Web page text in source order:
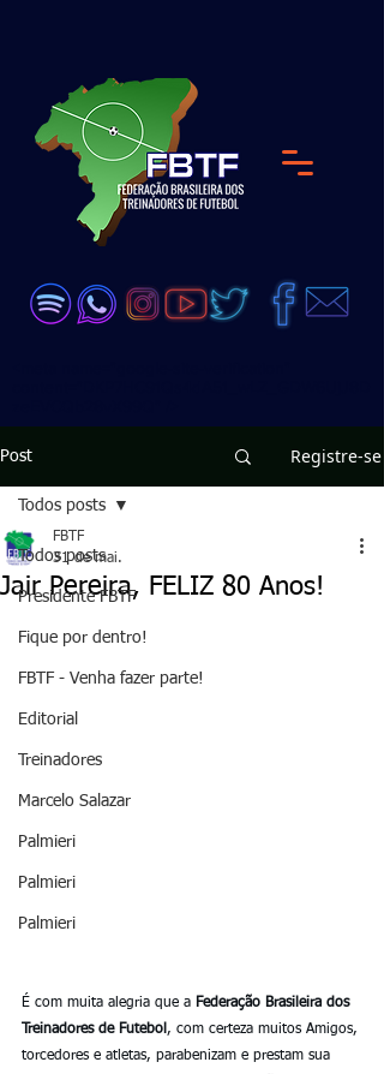
Post Registre-se
Todos posts
Presidente FBTF
Fique por dentro!
FBTF - Venha fazer parte!
Editorial
Treinadores
Marcelo Salazar
Palmieri
Palmieri
Palmieri
Todos posts
Jair Pereira, FELIZ 80 Anos!
FBTF
31 de mai.
É com muita alegria que a Federação Brasileira dos
Treinadores de Futebol , com certeza muitos Amigos,
torcedores e atletas, parabenizam e prestam sua